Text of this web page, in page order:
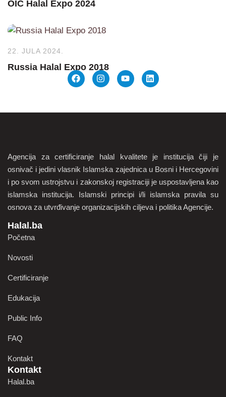
OIC Halal Expo 2024
22. JULA 2024.
Russia Halal Expo 2018
Agencija za certificiranje halal kvalitete je institucija čiji je
osnivač i jedini vlasnik Islamska zajednica u Bosni i Hercegovini
i po svom ustrojstvu i zakonskoj registraciji je uspostavljena kao
islamska institucija. Islamski principi i/li islamska pravila su
osnova za utvrđivanje organizacijskih ciljeva i politika Agencije.
Halal.ba
Početna
Novosti
Certificiranje
Edukacija
Public Info
FAQ
Kontakt
Kontakt
Halal.ba